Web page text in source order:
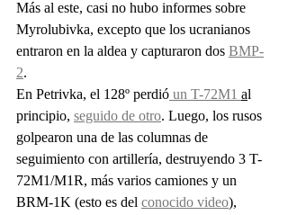
Más al este, casi no hubo informes sobre
Myrolubivka, excepto que los ucranianos
entraron en la aldea y capturaron dos BMP-
2.
En Petrivka, el 128º perdió un T-72M1 al
principio, seguido de otro. Luego, los rusos
golpearon una de las columnas de
seguimiento con artillería, destruyendo 3 T-
72M1/M1R, más varios camiones y un
BRM-1K (esto es del conocido video),